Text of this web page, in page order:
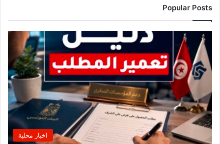
ت
ا
ن
ش
ي
Popular Posts
اخبار محلية